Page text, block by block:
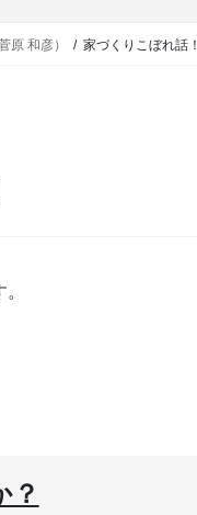
原 和彦） 家づくりこぼれ話！
？